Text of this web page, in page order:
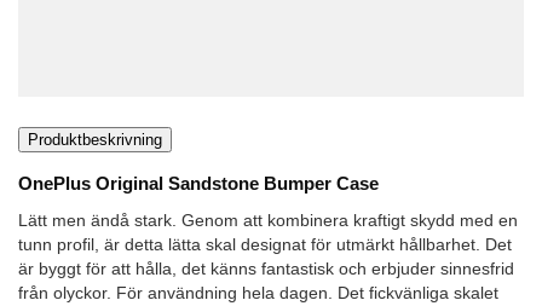
Produktbeskrivning
OnePlus Original Sandstone Bumper Case
Lätt men ändå stark. Genom att kombinera kraftigt skydd med en
tunn profil, är detta lätta skal designat för utmärkt hållbarhet. Det
är byggt för att hålla, det känns fantastisk och erbjuder sinnesfrid
från olyckor. För användning hela dagen. Det fickvänliga skalet